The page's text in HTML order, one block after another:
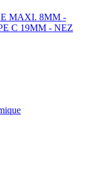
MAXI. 8MM -
C 19MM - NEZ